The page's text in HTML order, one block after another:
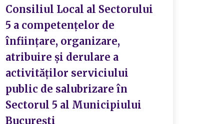
Consiliul Local al Sectorului
5 a competențelor de
înființare, organizare,
atribuire și derulare a
activităților serviciului
public de salubrizare în
Sectorul 5 al Municipiului
București